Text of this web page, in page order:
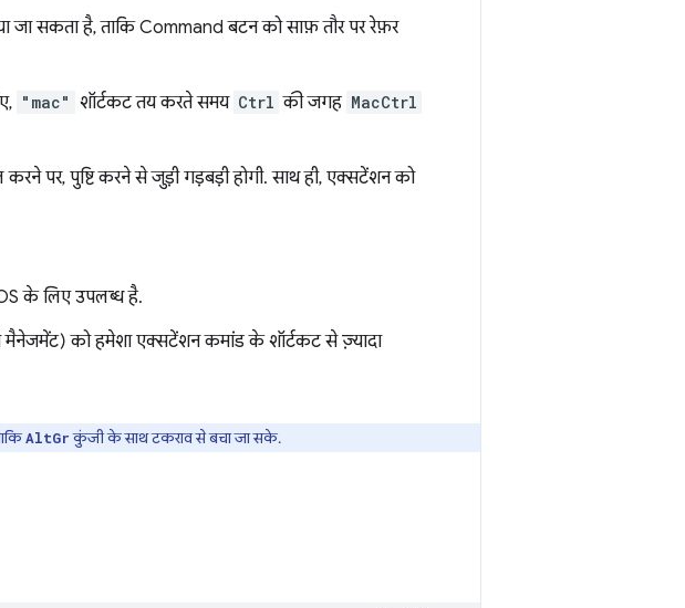
जा सकता है, ताकि Command बटन को साफ़ तौर पर रेफ़र
"mac" शॉर्टकट तय करते समय Ctrl की जगह MacCtrl
करने पर, पुष्टि करने से जुड़ी गड़बड़ी होगी. साथ ही, एक्सटेंशन को
के लिए उपलब्ध है.
को हमेशा एक्सटेंशन कमांड के शॉर्टकट से ज़्यादा
AltGrकुंजी के साथ टकराव से बचा जा सके.